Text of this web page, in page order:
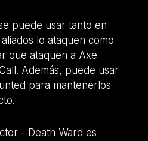
puede usar tanto en
lo ataquen como
que ataquen a Axe
Además, puede usar
para mantenerlos
- Death Ward es